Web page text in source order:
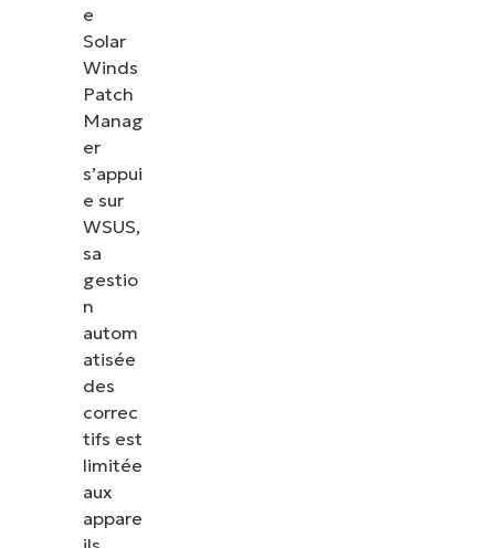
e
Solar
Winds
Patch
Manag
er
s’appui
e sur
WSUS,
sa
gestio
n
autom
atisée
des
correc
tifs est
limitée
aux
appare